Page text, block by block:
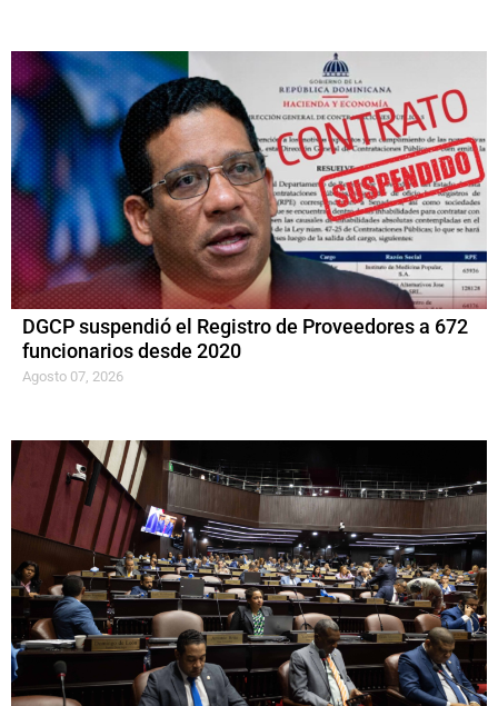
DGCP suspendió el Registro de Proveedores a 672
funcionarios desde 2020
Agosto 07, 2026